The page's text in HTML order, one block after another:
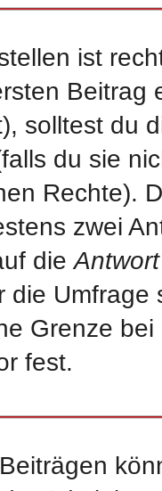
ist
Beitrag
solltest du
du sie
Rechte).
zwei
die
die
Grenze
fest.